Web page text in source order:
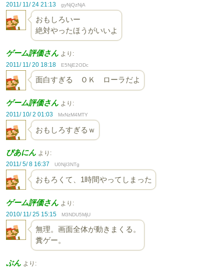
2011/ 11/ 24 21:13
gyNjQzNjA
おもしろいー
絶対やったほうがいいよ
ゲーム評価さん より:
2011/ 11/ 20 18:18
E5NjE2ODc
面白すぎる ＯＫ ローラだよ
ゲーム評価さん より:
2011/ 10/ 2 01:03
MxNzM4MTY
おもしろすぎるｗ
ぴあにん より:
2011/ 5/ 8 16:37
U0NjI3NTg
おもろくて、1時間やってしまった
ゲーム評価さん より:
2010/ 11/ 25 15:15
M3NDU5MjU
無理。画面全体が動きまくる。
糞ゲー。
ぶん より: